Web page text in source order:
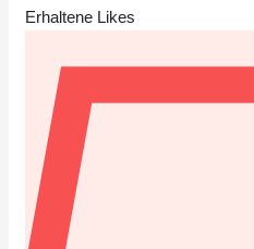
Erhaltene Likes